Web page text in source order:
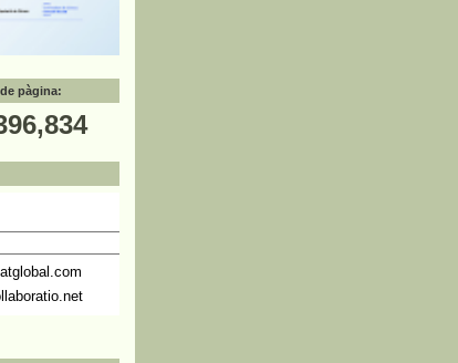
pàgina: